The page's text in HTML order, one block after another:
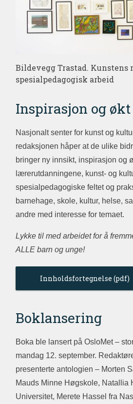
Bildevegg Trastad. Kunstens
spesialpedagogisk arbeid
Inspirasjon og
Nasjonalt senter for kunst og
redaksjonen håper at de ulike
bringer ny innsikt, inspirasjon og
lærerutdanningene, kunst- og
spesialpedagogiske feltet og
barnehage, skole, kultur, helse,
andre med interesse for temaet.
Lykke til med arbeidet for å
ALLE barn og unge!
Innholdsfortegnelse
Boklansering
Boka ble lansert på OsloMet –
mandag 12. september.
presenterte antologien – Morten
Mauds Minne Høgskole, Natallia
Universitet, Merete Hassel fra